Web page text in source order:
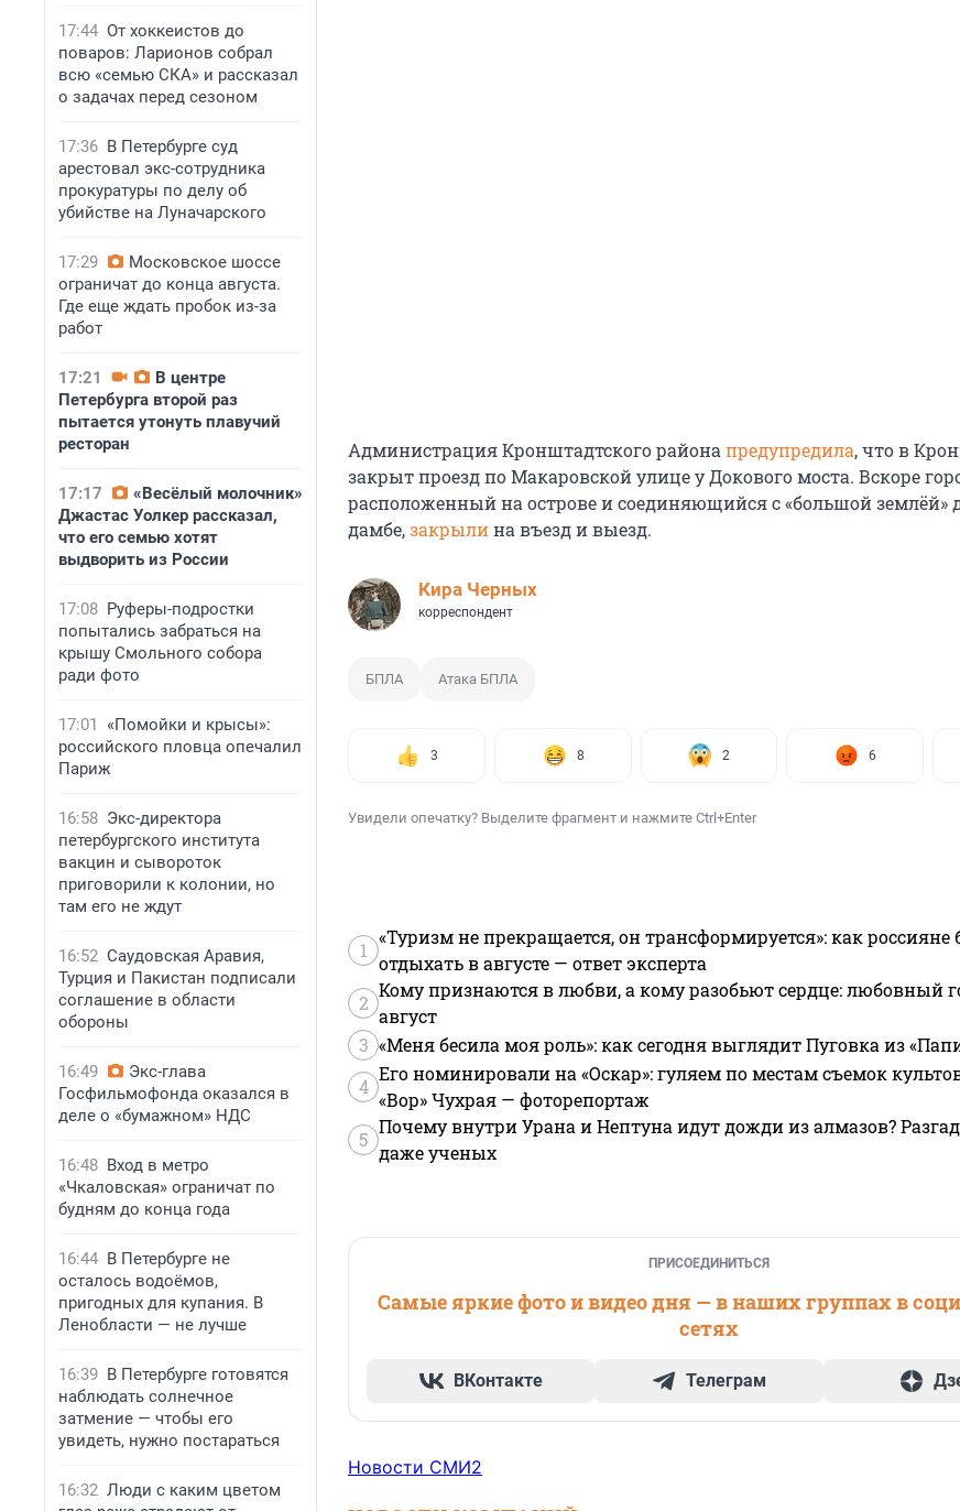
17:44 От хоккеистов до
поваров: Ларионов собрал
всю «семью СКА» и рассказал
о задачах перед сезоном
17:36 В Петербурге суд
арестовал экс-сотрудника
прокуратуры по делу об
убийстве на Луначарского
17:29
Московское шоссе
ограничат до конца августа.
Где еще ждать пробок из-за
работ
17:21
В центре
Петербурга второй раз
пытается утонуть плавучий
ресторан
17:17
«Весёлый молочник»
Джастас Уолкер рассказал,
что его семью хотят
выдворить из России
17:08 Руферы-подростки
попытались забраться на
крышу Смольного собора
ради фото
17:01
«Помойки и крысы»:
российского пловца опечалил
Париж
16:58 Экс-директора
петербургского института
вакцин и сывороток
приговорили к колонии, но
там его не ждут
16:52 Саудовская Аравия,
Турция и Пакистан подписали
соглашение в области
обороны
16:49
Экс-глава
Госфильмофонда оказался в
деле о «бумажном» НДС
16:48 Вход в метро
«Чкаловская» ограничат по
будням до конца года
16:44 В Петербурге не
осталось водоёмов,
пригодных для купания. В
Ленобласти — не лучше
16:39 В Петербурге готовятся
наблюдать солнечное
затмение — чтобы его
увидеть, нужно постараться
16:32 Люди с каким цветом
АдминистрацияКронштадтского района предупредила, что в
закрыт проезд по Макаровской улице у Докового моста. Вскоре
расположенный на острове и соединяющийся с «большой землёй»
дамбе,закрылина въезд и выезд.
Кира Черных
корреспондент
БПЛА Атака БПЛА
3 8 2 6
Увидели опечатку? Выделите фрагмент и нажмите Ctrl+Enter
1
«Туризм не прекращается, он трансформируется»: как россияне
отдыхать в августе — ответ эксперта
2
Кому признаются в любви, а кому разобьют сердце: любовный
август
3 «Меня бесила моя роль»: как сегодня выглядит Пуговка из
4
Его номинировали на «Оскар»: гуляем по местам съемок
«Вор» Чухрая — фоторепортаж
5
Почему внутри Урана и Нептуна идут дожди из алмазов?
даже ученых
ПРИСОЕДИНИТЬСЯ
Самые яркие фото и видео дня — в наших группах в
сетях
ВКонтакте Телеграм
Новости СМИ2